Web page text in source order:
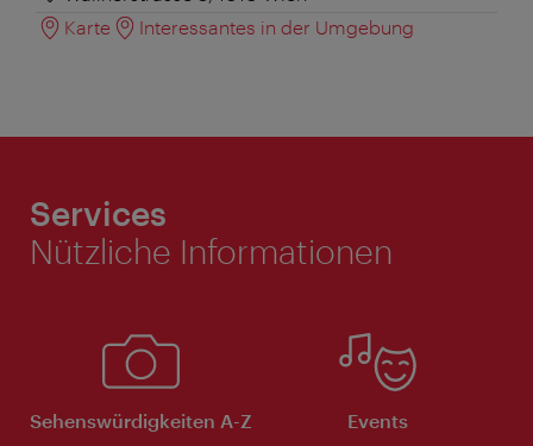
Karte
Interessantes in der Umgebung
Services
Nützliche Informationen
Sehenswürdigkeiten A-Z Events